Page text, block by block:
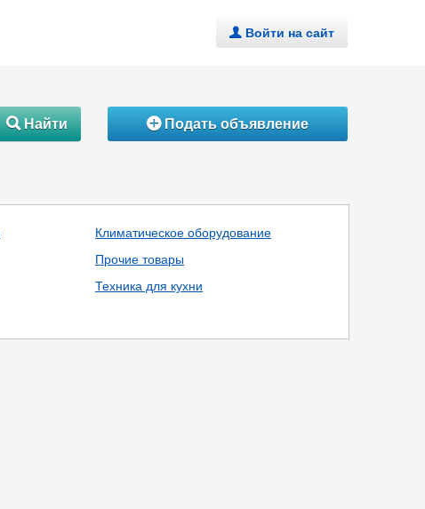
. Войти на сайт
#Найти ÁПодать объявление
Климатическое оборудование
Прочие товары
Техника для кухни